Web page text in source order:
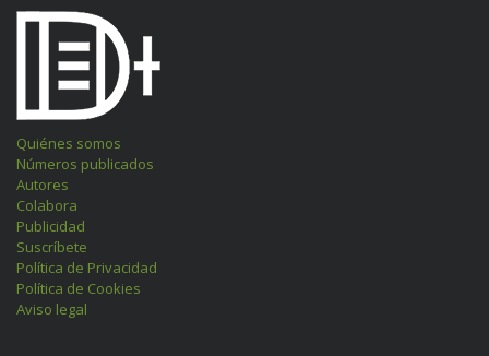
Quiénes somos
Números publicados
Autores
Colabora
Publicidad
Suscríbete
Política de Privacidad
Política de Cookies
Aviso legal